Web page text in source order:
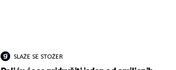
SLAŽE SE STOŽER